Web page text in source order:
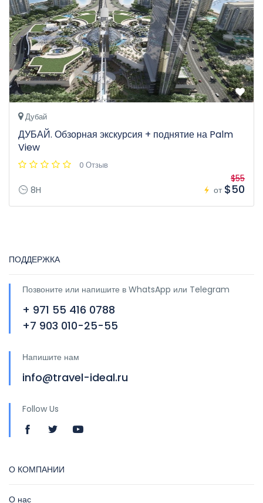
Дубай
ДУБАЙ. Обзорная экскурсия + поднятие на Palm
View
0 Отзыв
8H от
$55
$50
ПОДДЕРЖКА
Позвоните или напишите в WhatsApp или Telegram
+ 971 55 416 0788
+7 903 010-25-55
Напишите нам
info@travel-ideal.ru
Follow Us
О КОМПАНИИ
О нас